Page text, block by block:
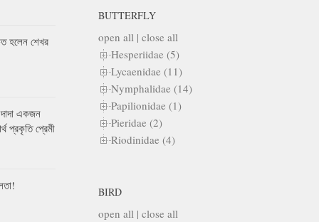
BUTTERFLY
open all | close all
Hesperiidae (5)
Lycaenidae (11)
Nymphalidae (14)
Papilionidae (1)
Pieridae (2)
Riodinidae (4)
BIRD
open all | close all
হলেন শেখর
একজন
প্রকৃতি প্রেমী